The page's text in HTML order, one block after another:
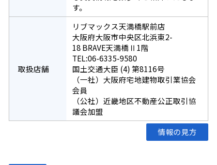
す。
取扱店舗
リブマックス天満橋駅前店
大阪府大阪市中央区北浜東2-
18 BRAVE天満橋Ⅱ1階
TEL:06-6335-9580
国土交通大臣 (4) 第8116号
（一社）大阪府宅地建物取引業協会
会員
（公社）近畿地区不動産公正取引協
議会加盟
情報の見方